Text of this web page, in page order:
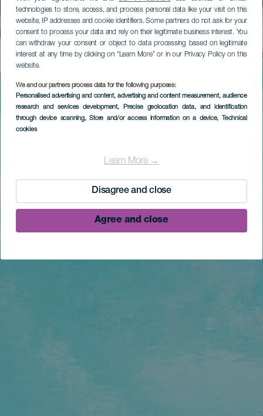
technologies to store, access, and process personal data like your visit on this
website, IP addresses and cookie identifiers. Some partners do not ask for your
consent to process your data and rely on their legitimate business interest. You
can withdraw your consent or object to data processing based on legitimate
interest at any time by clicking on “Learn More” or in our Privacy Policy on this
website.
We and our partners process data for the following purposes:
Personalised advertising and content, advertising and content measurement, audience
research and services development, Precise geolocation data, and identification
through device scanning, Store and/or access information on a device, Technical
cookies
Learn More →
Disagree and close
Agree and close